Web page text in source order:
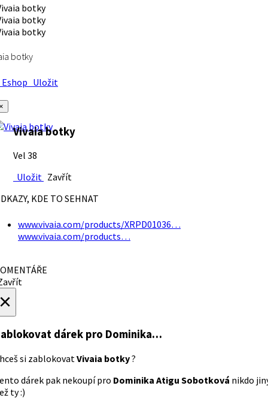
botky
Uložit
Vivaia botky
Vel 38
Uložit Zavřít
KDE TO SEHNAT
www.vivaia.com/products/XRPD01036…
www.vivaia.com/products…
dárek pro Dominika…
si zablokovatVivaia botky?
dárek pak nekoupí pro Dominika Atigu Sobotková nikdo
ty :)